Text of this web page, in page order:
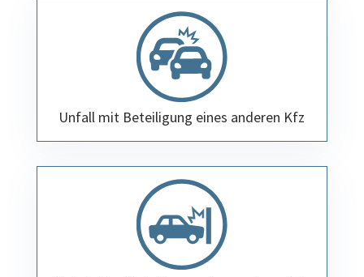
Unfall mit Beteiligung eines anderen Kfz